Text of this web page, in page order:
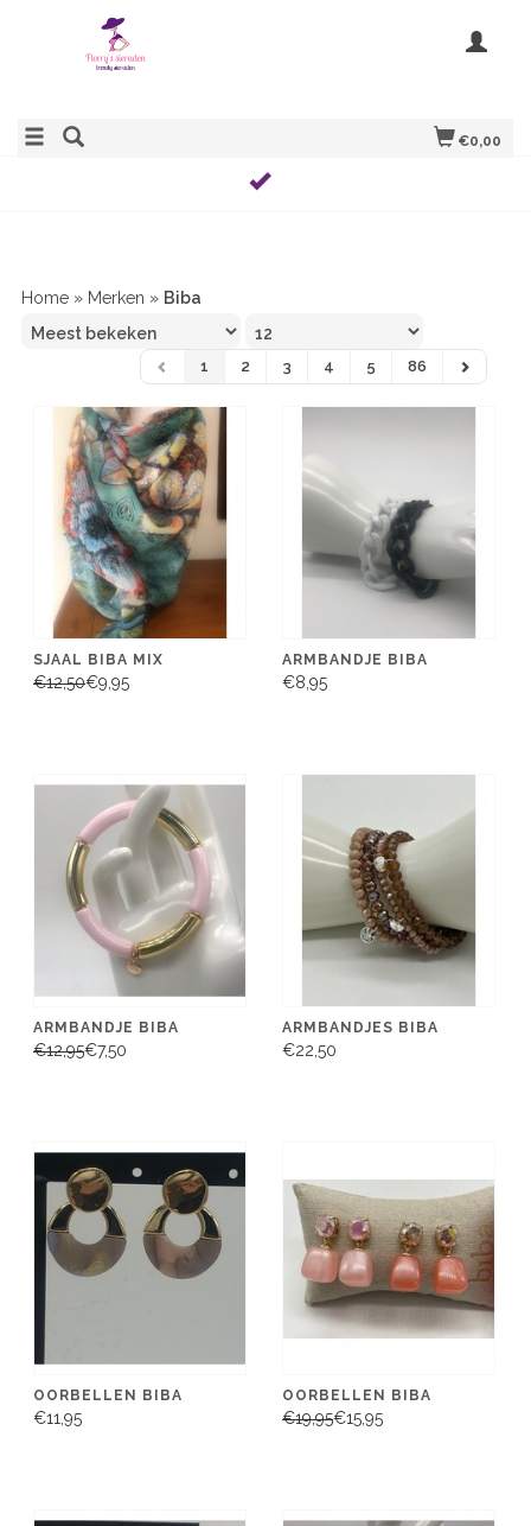
€0,00
Home » Merken » Biba
1 2 3 4 5 86
SJAAL BIBA MIX
€12,50€9,95
ARMBANDJE BIBA
€8,95
ARMBANDJE BIBA
€12,95€7,50
ARMBANDJES BIBA
€22,50
OORBELLEN BIBA
€11,95
OORBELLEN BIBA
€19,95€15,95